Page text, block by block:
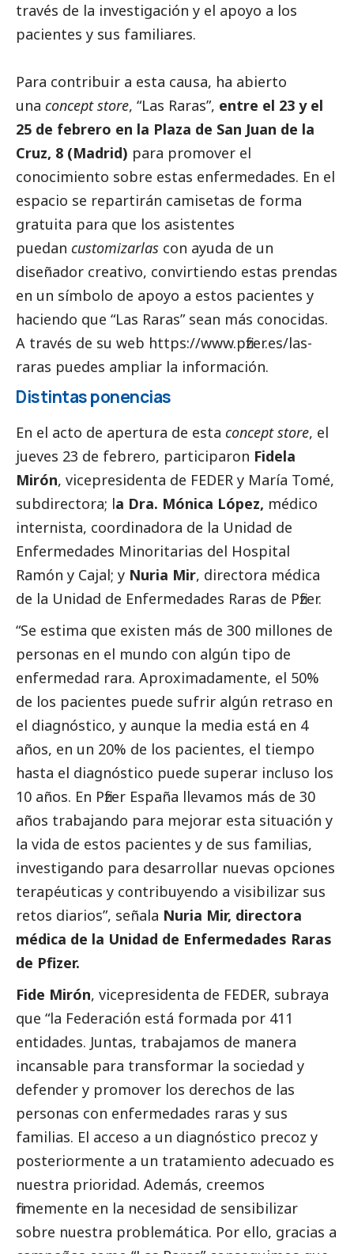
través de la investigación y el apoyo a los
pacientes y sus familiares.
Para contribuir a esta causa, ha abierto
una concept store, “Las Raras”, entre el 23 y el
25 de febrero en la Plaza de San Juan de la
Cruz, 8 (Madrid) para promover el
conocimiento sobre estas enfermedades. En el
espacio se repartirán camisetas de forma
gratuita para que los asistentes
puedan customizarlas con ayuda de un
diseñador creativo, convirtiendo estas prendas
en un símbolo de apoyo a estos pacientes y
haciendo que “Las Raras” sean más conocidas.
A través de su web https://www.pfizer.es/las-
raras puedes ampliar la información.
Distintas ponencias
En el acto de apertura de esta concept store, el
jueves 23 de febrero, participaron Fidela
Mirón, vicepresidenta de FEDER y María Tomé,
subdirectora; la Dra. Mónica López, médico
internista, coordinadora de la Unidad de
Enfermedades Minoritarias del Hospital
Ramón y Cajal; y Nuria Mir, directora médica
de la Unidad de Enfermedades Raras de Pfizer.
“Se estima que existen más de 300 millones de
personas en el mundo con algún tipo de
enfermedad rara. Aproximadamente, el 50%
de los pacientes puede sufrir algún retraso en
el diagnóstico, y aunque la media está en 4
años, en un 20% de los pacientes, el tiempo
hasta el diagnóstico puede superar incluso los
10 años. En Pfizer España llevamos más de 30
años trabajando para mejorar esta situación y
la vida de estos pacientes y de sus familias,
investigando para desarrollar nuevas opciones
terapéuticas y contribuyendo a visibilizar sus
retos diarios”, señala Nuria Mir, directora
médica de la Unidad de Enfermedades Raras
de Pfizer.
Fide Mirón, vicepresidenta de FEDER, subraya
que “la Federación está formada por 411
entidades. Juntas, trabajamos de manera
incansable para transformar la sociedad y
defender y promover los derechos de las
personas con enfermedades raras y sus
familias. El acceso a un diagnóstico precoz y
posteriormente a un tratamiento adecuado es
nuestra prioridad. Además, creemos
firmemente en la necesidad de sensibilizar
sobre nuestra problemática. Por ello, gracias a